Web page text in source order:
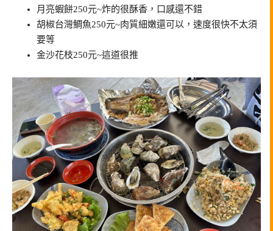
月亮蝦餅250元~炸的很酥香，口感還不錯
胡椒台灣鯛魚250元~肉質細嫩還可以，速度很快不太須
要等
金沙花枝250元~這道很推